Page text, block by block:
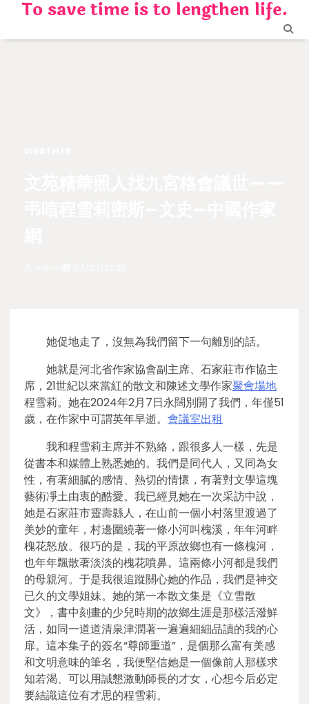
content
To save time is to lengthen life.
她促地走了，沒無為我們留下一句離別的話。
她就是河北省作家協會副主席、石家莊市作協主
席，21世紀以來當紅的散文和陳述文學作家聚會場地
程雪莉。她在2024年2月7日永闊別開了我們，年僅51
歲，在作家中可謂英年早逝。 會議室出租
我和程雪莉主席并不熟絡，跟很多人一樣，先是
從書本和媒體上熟悉她的。我們是同代人，又同為女
性，有著細膩的感情、熱切的情懷，有著對文學這塊
藝術凈土由衷的酷愛。我已經見她在一次采訪中說，
她是石家莊市靈壽縣人，在山前一個小村落里渡過了
美妙的童年，村邊圍繞著一條小河叫槐溪，年年河畔
槐花怒放。很巧的是，我的平原故鄉也有一條槐河，
也年年飄散著淡淡的槐花噴鼻。這兩條小河都是我們
的母親河。于是我很追蹤關心她的作品，我們是神交
已久的文學姐妹。她的第一本散文集是《立雪散
文》，書中刻畫的少兒時期的故鄉生涯是那樣活潑鮮
活，如同一道道清泉津潤著一遍遍細細品讀的我的心
扉。這本集子的簽名“尊師重道”，是個那么富有美感
和文明意味的筆名，我便堅信她是一個像前人那樣求
知若渴、可以用誠懇激動師長的才女，心想今后必定
要結識這位有才思的程雪莉。